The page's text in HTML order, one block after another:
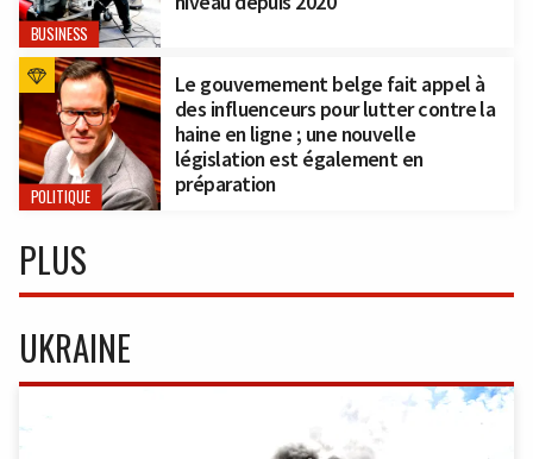
BUSINESS
POLITIQUE
Le gouvernement belge fait appel à
des influenceurs pour lutter contre la
haine en ligne ; une nouvelle
législation est également en
préparation
PLUS
UKRAINE